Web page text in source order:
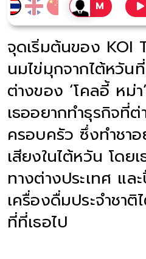
จุดเริ่มต้นของ KOI
นมไข่มุกจากไต้หวัน
ต่างของ ‘โคลอี้ หม่
เธออยากทำธุรกิจที่ต่
ครอบครัว ซึ่งทำชาอ
เสียงในไต้หวัน โดย
ทางต่างประเทศ แล
เครื่องดื่มประจำชา
ที่ที่เธอไป